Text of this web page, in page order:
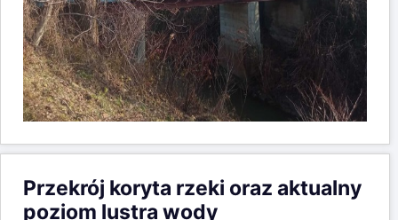
Przekrój koryta rzeki oraz aktualny
poziom lustra wody